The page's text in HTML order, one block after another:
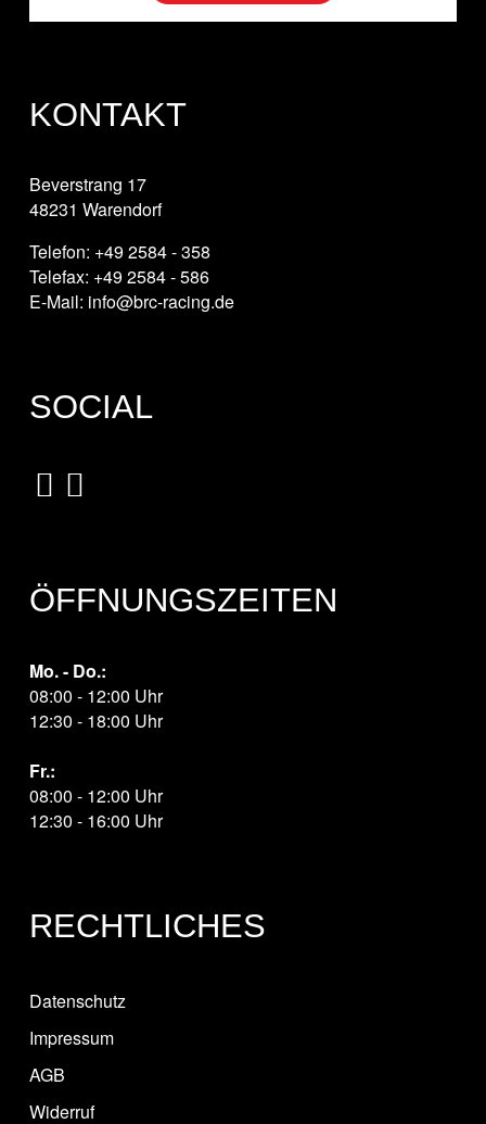
KONTAKT
Beverstrang 17
48231 Warendorf
Telefon: +49 2584 - 358
Telefax: +49 2584 - 586
E-Mail: info@brc-racing.de
SOCIAL
ÖFFNUNGSZEITEN
Mo. - Do.:
08:00 - 12:00 Uhr
12:30 - 18:00 Uhr
Fr.:
08:00 - 12:00 Uhr
12:30 - 16:00 Uhr
RECHTLICHES
Datenschutz
Impressum
AGB
Widerruf